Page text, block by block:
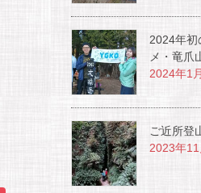
2024年初
メ・竜爪
2024年1
ご近所登
2023年